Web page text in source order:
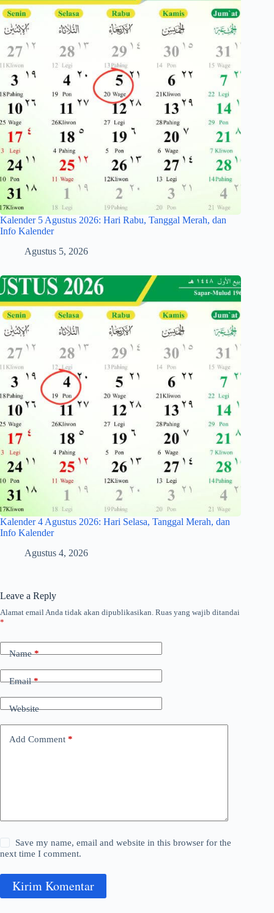
Kalender 5 Agustus 2026: Hari Rabu, Tanggal Merah, dan
Info Kalender
Agustus 5, 2026
Kalender 4 Agustus 2026: Hari Selasa, Tanggal Merah, dan
Info Kalender
Agustus 4, 2026
Leave a Reply
Alamat email Anda tidak akan dipublikasikan. Ruas yang wajib ditandai
*
Name*
Email*
Website
Add Comment *
Save my name, email and website in this browser for the
next time I comment.
Kirim Komentar